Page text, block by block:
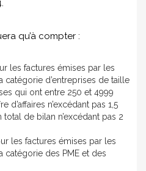
qu’à compter :
les factures émises par les
catégorie d’entreprises de taille
qui ont entre 250 et 4999
d’affaires n’excédant pas 1,5
de bilan n’excédant pas 2
les factures émises par les
catégorie des PME et des